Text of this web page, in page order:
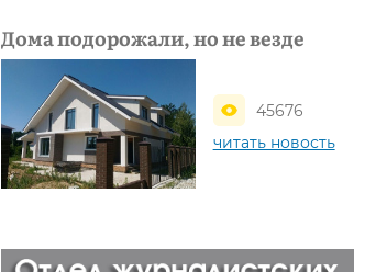
Дома подорожали, но не везде
45676
читать новость